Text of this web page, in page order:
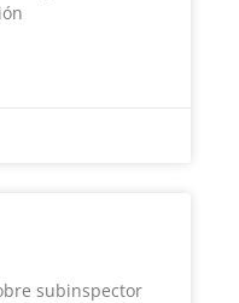
subinspector